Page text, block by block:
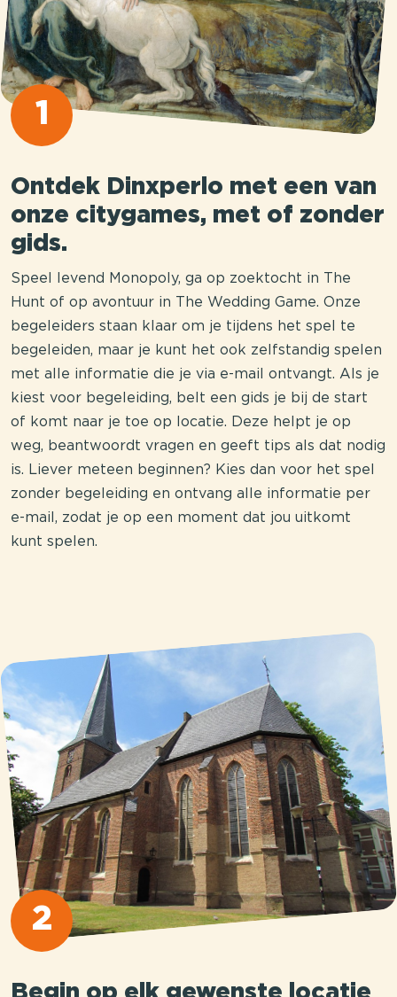
1
Ontdek Dinxperlo met een van
onze citygames, met of zonder
gids.
Speel levend Monopoly, ga op zoektocht in The
Hunt of op avontuur in The Wedding Game. Onze
begeleiders staan klaar om je tijdens het spel te
begeleiden, maar je kunt het ook zelfstandig spelen
met alle informatie die je via e-mail ontvangt. Als je
kiest voor begeleiding, belt een gids je bij de start
of komt naar je toe op locatie. Deze helpt je op
weg, beantwoordt vragen en geeft tips als dat nodig
is. Liever meteen beginnen? Kies dan voor het spel
zonder begeleiding en ontvang alle informatie per
e-mail, zodat je op een moment dat jou uitkomt
kunt spelen.
2
Begin op elk gewenste locatie